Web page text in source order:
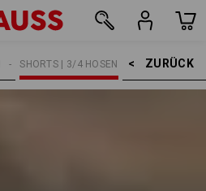
ZURÜCK    >
SHORTS | 3/4 HOSEN